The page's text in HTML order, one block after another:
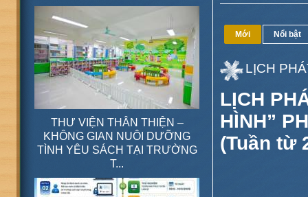
THƯ VIỆN THÂN THIỆN –
KHÔNG GIAN NUÔI DƯỠNG
TÌNH YÊU SÁCH TẠI TRƯỜNG
T...
Mới Nổi bật
LỊCH
1 – ĐÀI
LỊCH
HÌNH”
(Tuần từ